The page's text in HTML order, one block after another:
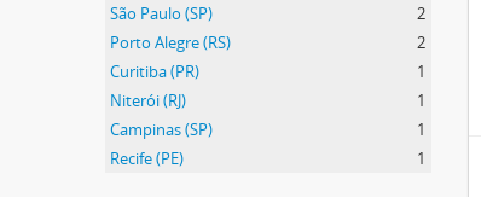
São Paulo (SP)
2
Porto Alegre (RS)
2
Curitiba (PR)
1
Niterói (RJ)
1
Campinas (SP)
1
Recife (PE)
1